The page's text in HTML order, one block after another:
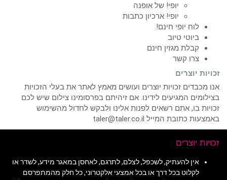
יופי! של אופנה
יופי! ארכיון כתבות
לוח יופי חינם!
ביוטי טיוב
קבלת מגזין חינם
צרו קשר
זכויות יוצרים
אנו מכבדים זכויות יוצרים ועושים מאמץ לאתר את בעלי הזכויות
בצילומים המגיעים לידינו. אם זיהיתם בפרסומינו צילום שיש לכם
זכויות בו, אתם רשאים לפנות אלינו ולבקש לחדול מהשימוש
באמצעות כתובת המייל taler@taler.co.il
זכויות יוצרים
אין להעתיק, לשכפל, לצלם, לתרגם, לאחסן במאגר מידע, לשדר או
לקלוט בכל דרך או בכל אמצעי אלקטרוני, כל חלק מהמתפרסם